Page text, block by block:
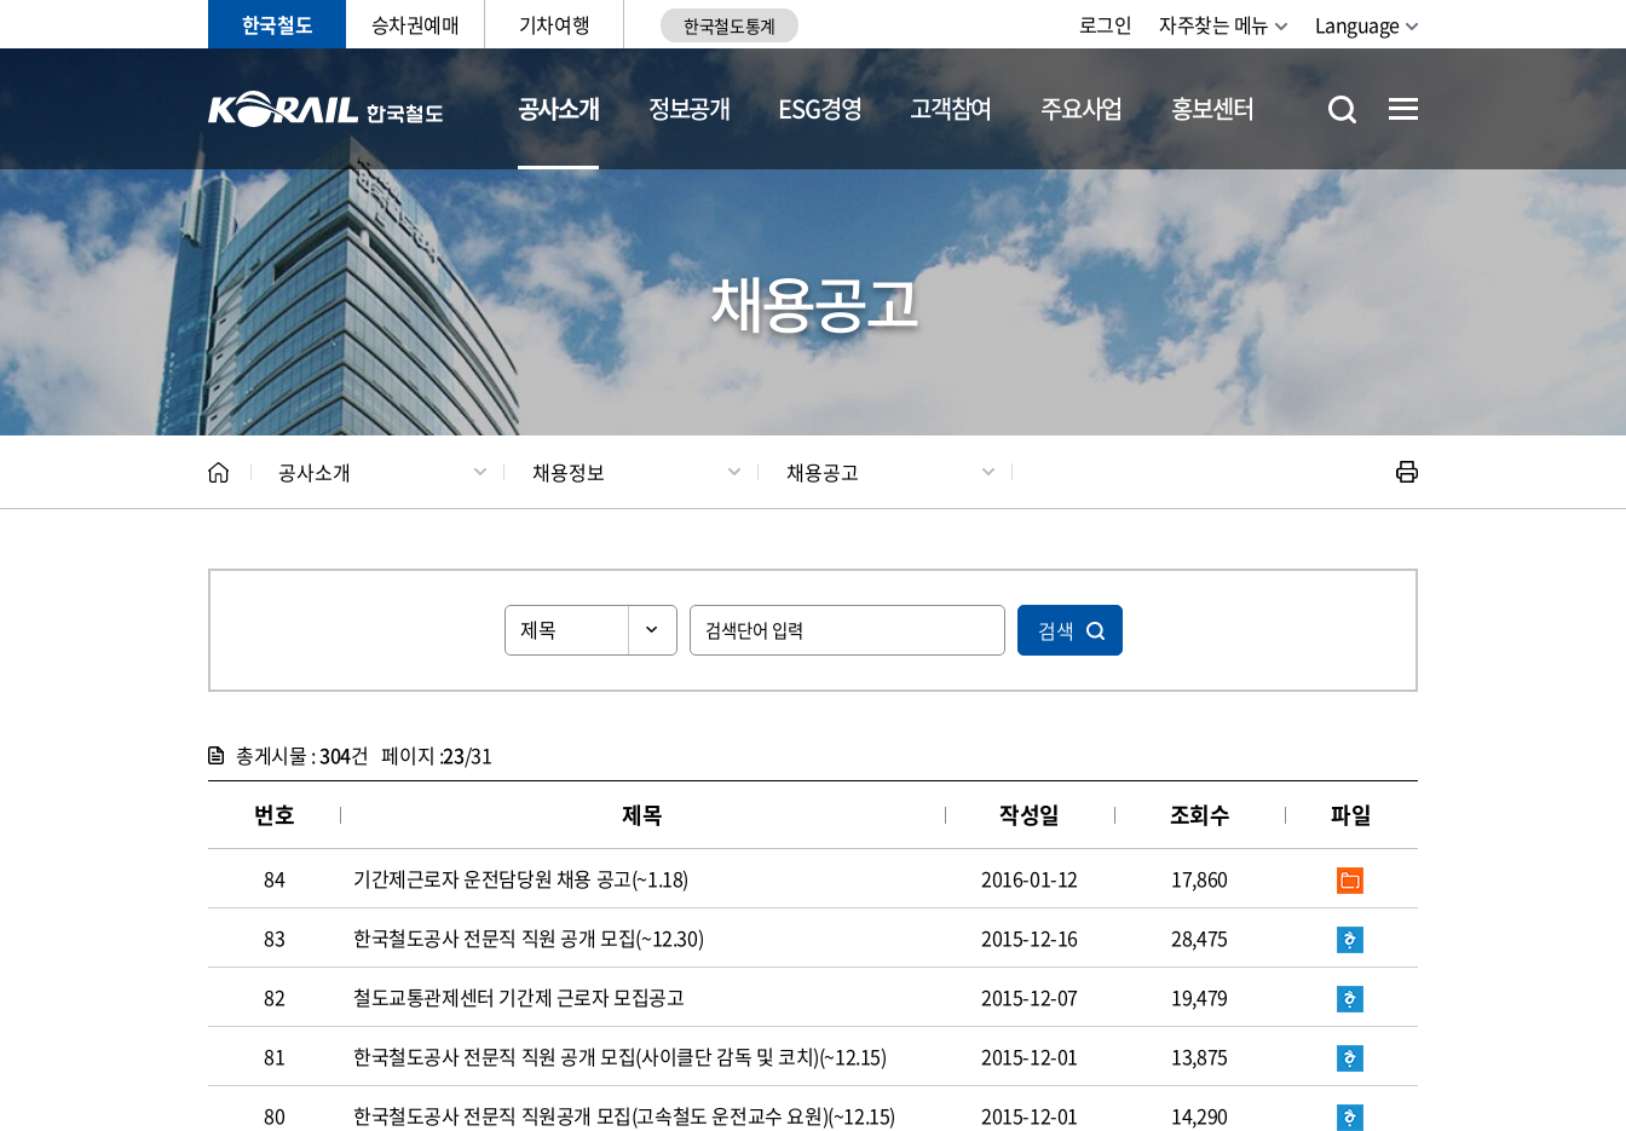
한국철도 승차권예매 기차여행 한국철도통계 로그인 자주찾는 메뉴 Language
공사소개
CEO 일반현황 채용정보
정보공개 ESG경영 고객참여 주요사업 홍보센터
채용공고
공사소개 채용정보 채용공고
검색
총게시물 :304건 페이지 :23/31
번호 제목 작성일 조회수 파일
84 기간제근로자 운전담당원 채용 공고(~1.18) 2016-01-12 17,860
83 한국철도공사 전문직 직원 공개 모집(~12.30) 2015-12-16 28,475
82 철도교통관제센터 기간제 근로자 모집공고 2015-12-07 19,479
81 한국철도공사 전문직 직원 공개 모집(사이클단 감독 및 코치)(~12.15) 2015-12-01 13,875
80 한국철도공사 전문직 직원공개 모집(고속철도 운전교수 요원)(~12.15) 2015-12-01 14,290